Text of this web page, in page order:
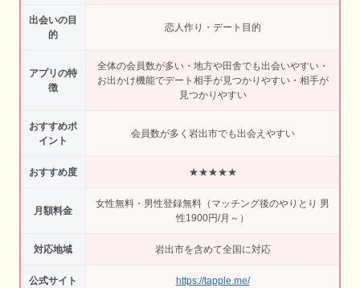
出会いの目
的
恋人作り・デート目的
アプリの特
徴
全体の会員数が多い・地方や田舎でも出会いやすい・
お出かけ機能でデート相手が見つかりやすい・相手が
見つかりやすい
おすすめポ
イント
会員数が多く岩出市でも出会えやすい
おすすめ度 ★★★★★
月額料金
女性無料・男性登録無料（マッチング後のやりとり 男
性1900円/月～）
対応地域 岩出市を含めて全国に対応
公式サイト https://tapple.me/